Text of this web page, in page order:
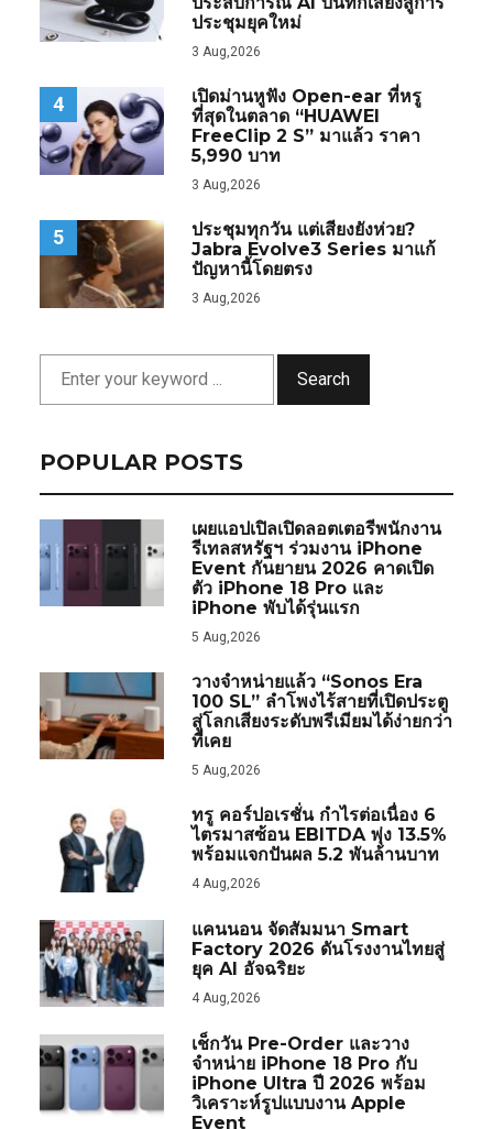
ประชุมยุคใหม่
3 Aug,2026
4
เปิดม่านหูฟัง Open-ear ที่หรู
ที่สุดในตลาด “HUAWEI
FreeClip 2 S” มาแล้ว ราคา
5,990 บาท
3 Aug,2026
5
ประชุมทุกวัน แต่เสียงยังห่วย?
Jabra Evolve3 Series มาแก้
ปัญหานี้โดยตรง
3 Aug,2026
Search
POPULAR POSTS
เผยแอปเปิลเปิดลอตเตอรีพนักงาน
รีเทลสหรัฐฯ ร่วมงาน iPhone
Event กันยายน 2026 คาดเปิด
ตัว iPhone 18 Pro และ
iPhone พับได้รุ่นแรก
5 Aug,2026
วางจำหน่ายแล้ว “Sonos Era
100 SL” ลำโพงไร้สายที่เปิดประตู
สู่โลกเสียงระดับพรีเมียมได้ง่ายกว่า
ที่เคย
5 Aug,2026
ทรู คอร์ปอเรชั่น กำไรต่อเนื่อง 6
ไตรมาสซ้อน EBITDA พุ่ง 13.5%
พร้อมแจกปันผล 5.2 พันล้านบาท
4 Aug,2026
แคนนอน จัดสัมมนา Smart
Factory 2026 ดันโรงงานไทยสู่
ยุค AI อัจฉริยะ
4 Aug,2026
เช็กวัน Pre-Order และวาง
จำหน่าย iPhone 18 Pro กับ
iPhone Ultra ปี 2026 พร้อม
วิเคราะห์รูปแบบงาน Apple
Event